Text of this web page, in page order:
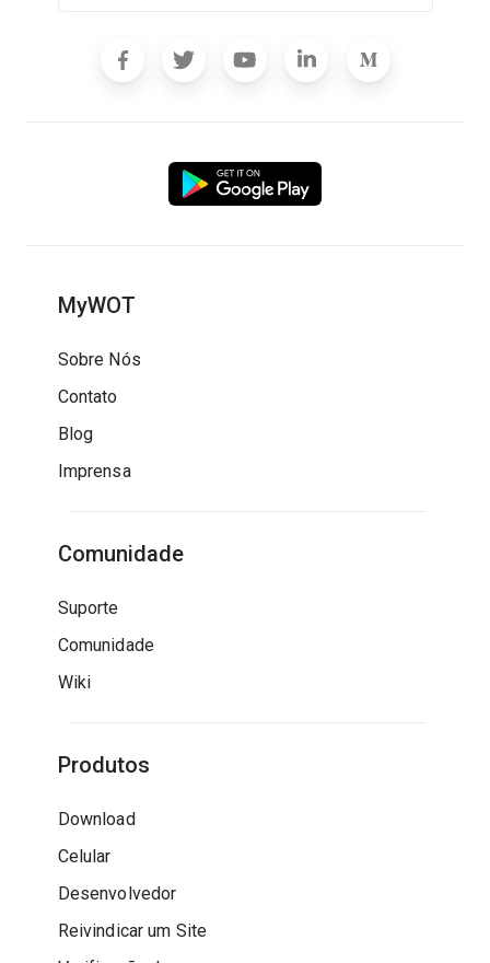
MyWOT
Sobre Nós
Contato
Blog
Imprensa
Comunidade
Suporte
Comunidade
Wiki
Produtos
Download
Celular
Desenvolvedor
Reivindicar um Site